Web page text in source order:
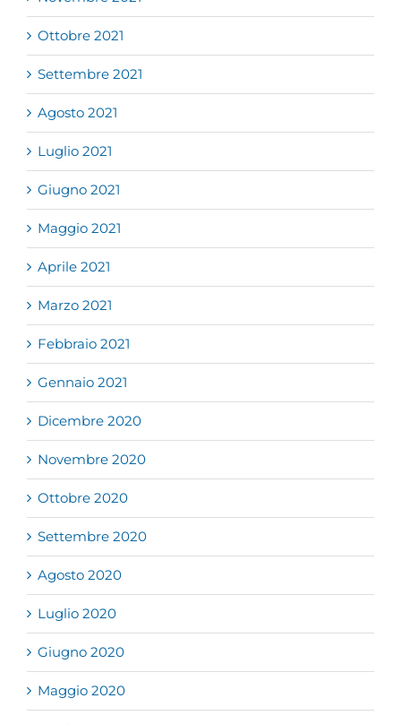
Ottobre 2021
Settembre 2021
Agosto 2021
Luglio 2021
Giugno 2021
Maggio 2021
Aprile 2021
Marzo 2021
Febbraio 2021
Gennaio 2021
Dicembre 2020
Novembre 2020
Ottobre 2020
Settembre 2020
Agosto 2020
Luglio 2020
Giugno 2020
Maggio 2020